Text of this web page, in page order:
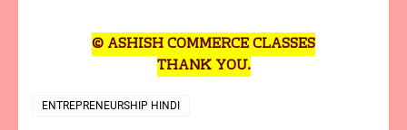
© ASHISH COMMERCE CLASSES
THANK YOU.
ENTREPRENEURSHIP HINDI